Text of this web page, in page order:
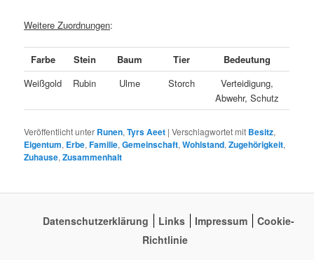
Weitere Zuordnungen:
Farbe Stein Baum Tier
Bedeutung
Weißgold
Rubin Ulme Storch
Verteidigung,
Abwehr, Schutz
Veröffentlicht unter Runen,Tyrs Aeet |Verschlagwortet mit Besitz,
Eigentum, Erbe,Familie,Gemeinschaft,Wohlstand,Zugehörigkeit,
Zuhause,Zusammenhalt
Datenschutzerklärung Links Impressum
Cookie-
Richtlinie